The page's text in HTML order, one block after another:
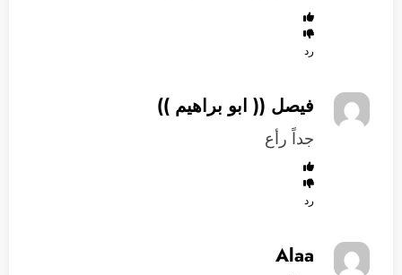
رد
فيصل (( ابو براهيم ))
جداً رأع
رد
Alaa